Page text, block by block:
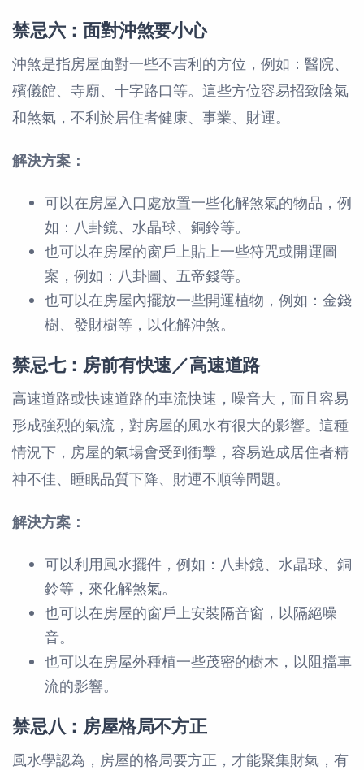
禁忌六：面對沖煞要小心
沖煞是指房屋面對一些不吉利的方位，例如：醫院、
殯儀館、寺廟、十字路口等。這些方位容易招致陰氣
和煞氣，不利於居住者健康、事業、財運。
解決方案：
可以在房屋入口處放置一些化解煞氣的物品，例
如：八卦鏡、水晶球、銅鈴等。
也可以在房屋的窗戶上貼上一些符咒或開運圖
案，例如：八卦圖、五帝錢等。
也可以在房屋內擺放一些開運植物，例如：金錢
樹、發財樹等，以化解沖煞。
禁忌七：房前有快速／高速道路
高速道路或快速道路的車流快速，噪音大，而且容易
形成強烈的氣流，對房屋的風水有很大的影響。這種
情況下，房屋的氣場會受到衝擊，容易造成居住者精
神不佳、睡眠品質下降、財運不順等問題。
解決方案：
可以利用風水擺件，例如：八卦鏡、水晶球、銅
鈴等，來化解煞氣。
也可以在房屋的窗戶上安裝隔音窗，以隔絕噪
音。
也可以在房屋外種植一些茂密的樹木，以阻擋車
流的影響。
禁忌八：房屋格局不方正
風水學認為，房屋的格局要方正，才能聚集財氣，有